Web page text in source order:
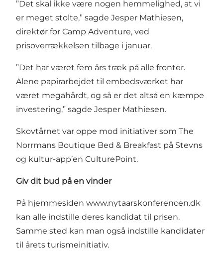
”Det skal ikke være nogen hemmelighed, at vi
er meget stolte,” sagde Jesper Mathiesen,
direktør for Camp Adventure, ved
prisoverrækkelsen tilbage i januar.
”Det har været fem års træk på alle fronter.
Alene papirarbejdet til embedsværket har
været megahårdt, og så er det altså en kæmpe
investering,” sagde Jesper Mathiesen.
Skovtårnet var oppe mod initiativer som The
Norrmans Boutique Bed & Breakfast på Stevns
og kultur-app’en CulturePoint.
Giv dit bud på en vinder
På hjemmesiden www.nytaarskonferencen.dk
kan alle indstille deres kandidat til prisen.
Samme sted kan man også indstille kandidater
til årets turismeinitiativ.